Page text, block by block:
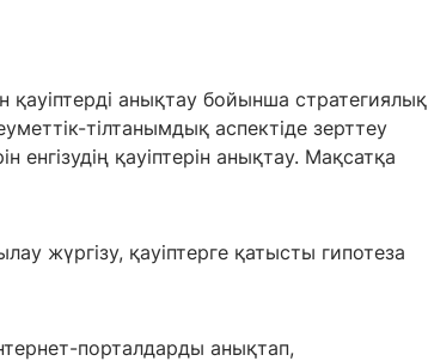
анықтау бойынша стратегиялық
тілтанымдық аспектіде зерттеу
енгізудің қауіптерін анықтау. Мақсатқа
жүргізу, қауіптерге қатысты гипотеза
порталдарды анықтап,